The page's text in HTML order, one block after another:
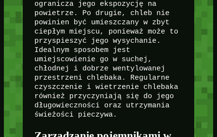
ogranicza jego ekspozycję na
powietrze. Po drugie, chleb nie
powinien być umieszczany w zbyt
ciepłym miejscu, ponieważ może to
przyspieszyć jego wysychanie.
Idealnym sposobem jest
umiejscowienie go w suchej,
chłodnej i dobrze wentylowanej
przestrzeni chlebaka. Regularne
czyszczenie i wietrzenie chlebaka
również przyczyniają się do jego
długowieczności oraz utrzymania
świeżości pieczywa.